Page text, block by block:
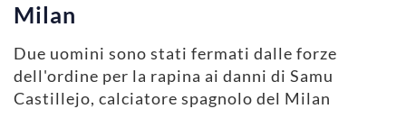
Milan
Due uomini sono stati fermati dalle forze
dell'ordine per la rapina ai danni di Samu
Castillejo, calciatore spagnolo del Milan